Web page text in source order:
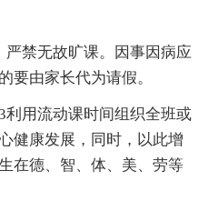
禁无故旷课。因事因病应
要由家长代为请假。
利用流动课时间组织全班或
健康发展，同时，以此增
在德、智、体、美、劳等